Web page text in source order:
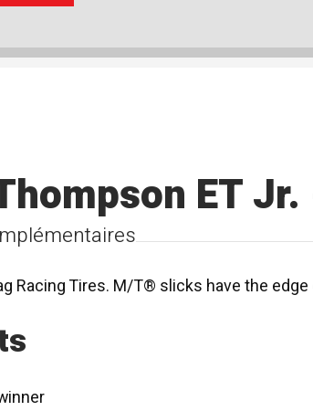
ET
Racing Tires. M/T® slicks have the